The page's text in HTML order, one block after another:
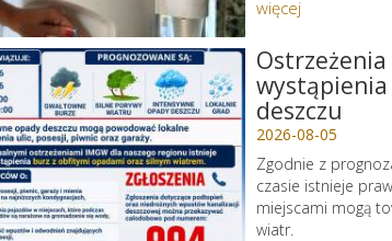
więcej
Ostrzeżenia
deszczu
2026-08-05
Zgodnie z
czasie istnieje
miejscami mogą
wiatr.